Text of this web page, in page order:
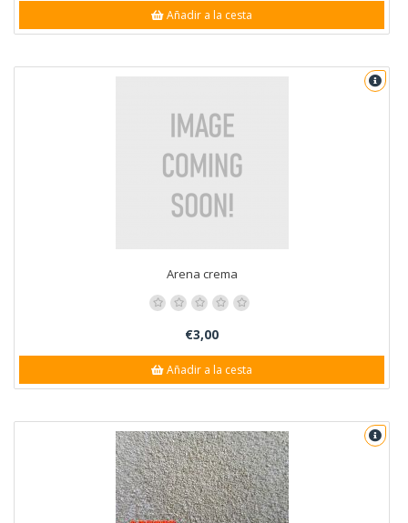
Añadir a la cesta
Arena crema
€3,00
Añadir a la cesta